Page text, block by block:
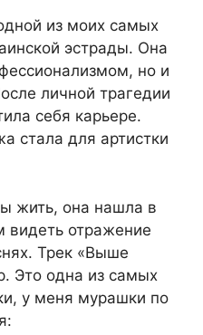
из моих самых
эстрады. Она
но и
личной трагедии
себя карьере.
стала для артистки
жить, она нашла в
отражение
Трек «Выше
Это одна из самых
у меня мурашки по